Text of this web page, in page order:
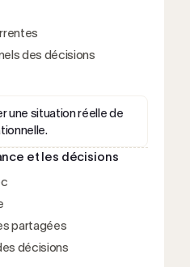
des décisions
une situation réelle de
et les décisions
partagées
décisions